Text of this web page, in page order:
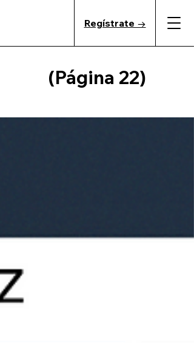
Regístrate →
(Página 22)